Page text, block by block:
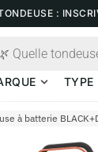
:
TYPE
à batterie